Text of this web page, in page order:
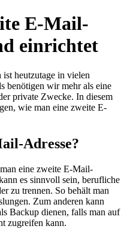
E-Mail-
einrichtet
heutzutage in vielen
benötigen wir mehr als eine
private Zwecke. In diesem
wie man eine zweite E-
Adresse?
eine zweite E-Mail-
es sinnvoll sein, berufliche
zu trennen. So behält man
Zum anderen kann
Backup dienen, falls man auf
zugreifen kann.